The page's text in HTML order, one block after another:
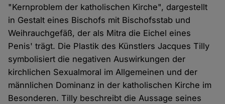
"Kernproblem der katholischen Kirche", dargestellt
in Gestalt eines Bischofs mit Bischofsstab und
Weihrauchgefäß, der als Mitra die Eichel eines
Penis' trägt. Die Plastik des Künstlers Jacques Tilly
symbolisiert die negativen Auswirkungen der
kirchlichen Sexualmoral im Allgemeinen und der
männlichen Dominanz in der katholischen Kirche im
Besonderen. Tilly beschreibt die Aussage seines